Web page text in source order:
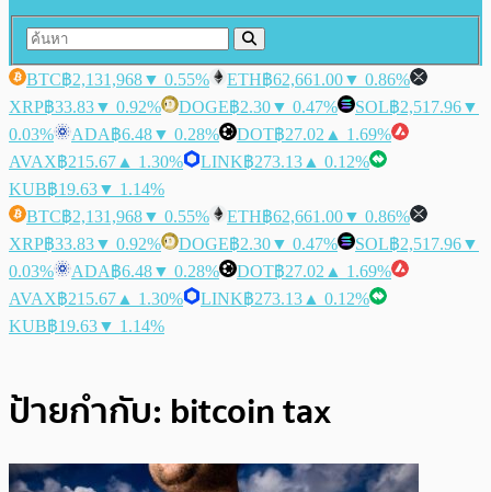
BTC฿2,131,968▼ 0.55% ETH฿62,661.00▼ 0.86%
XRP฿33.83▼ 0.92% DOGE฿2.30▼ 0.47% SOL฿2,517.96▼
0.03%
ADA฿6.48▼ 0.28% DOT฿27.02 ▲ 1.69%
AVAX฿215.67 ▲ 1.30% LINK฿273.13 ▲ 0.12%
KUB฿19.63▼ 1.14%
BTC฿2,131,968▼ 0.55% ETH฿62,661.00▼ 0.86%
XRP฿33.83▼ 0.92% DOGE฿2.30▼ 0.47% SOL฿2,517.96▼
0.03%
ADA฿6.48▼ 0.28% DOT฿27.02 ▲ 1.69%
AVAX฿215.67 ▲ 1.30% LINK฿273.13 ▲ 0.12%
KUB฿19.63▼ 1.14%
ป้ายกำกับ: bitcoin tax